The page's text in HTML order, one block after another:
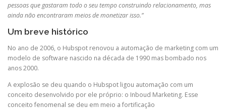
pessoas que gastaram todo o seu tempo construindo relacionamento, mas
ainda não encontraram meios de monetizar isso.”
Um breve histórico
No ano de 2006, o Hubspot renovou a automação de marketing com um
modelo de software nascido na década de 1990 mas bombado nos
anos 2000.
A explosão se deu quando o Hubspot ligou automação com um
conceito desenvolvido por ele próprio: o Inboud Marketing. Esse
conceito fenomenal se deu em meio a fortificação